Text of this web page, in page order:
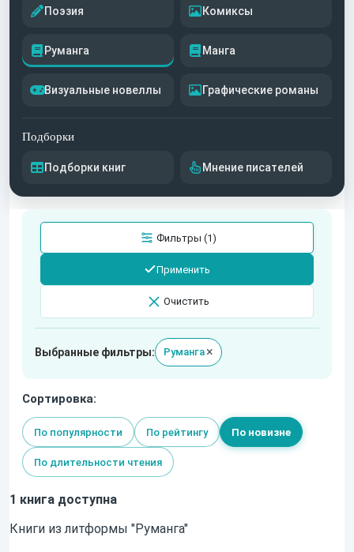
Поэзия Комиксы
Руманга Манга
Визуальные новеллы Графические романы
Подборки
Подборки книг Мнение писателей
Фильтры (1)
Применить
Очистить
Выбранные фильтры: Руманга ×
Сортировка:
По популярности По рейтингу По новизне
По длительности чтения
1 книга доступна
Книги из литформы "Руманга"